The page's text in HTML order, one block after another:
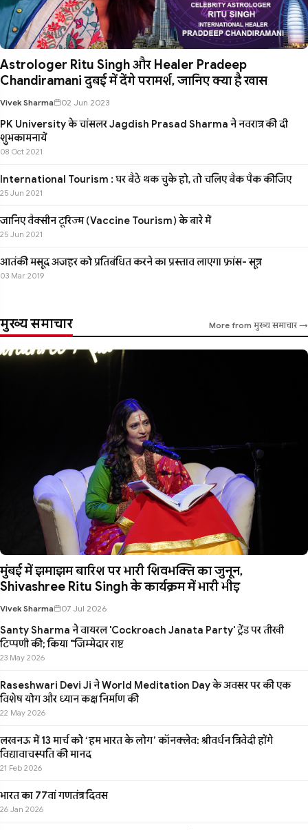
Astrologer Ritu Singh और Healer Pradeep
Chandiramani दुबई में देंगे परामर्श, जानिए क्या है खास
Vivek Sharma 02 Jun 2023
PK University के चांसलर Jagdish Prasad Sharma ने नवरात्र की दी
शुभकामनायें
08 Oct 2021
International Tourism : घर बैठे थक चुके हो, तो चलिए बैक पैक कीजिए
25 Jun 2021
जानिए वैक्सीन टूरिज्म (Vaccine Tourism) के बारे में
25 Jun 2021
आतंकी मसूद अजहर को प्रतिबंधित करने का प्रस्ताव लाएगा फ्रांस- सूत्र
03 Mar 2019
मुख्य समाचार More from मुख्य समाचार →
मुंबई में झमाझम बारिश पर भारी शिवभक्ति का जुनून,
Shivashree Ritu Singh के कार्यक्रम में भारी भीड़
Vivek Sharma 07 Jul 2026
Santy Sharma ने वायरल 'Cockroach Janata Party' ट्रेंड पर तीखी
टिप्पणी की; किया "जिम्मेदार राष्ट
23 May 2026
Raseshwari Devi Ji ने World Meditation Day के अवसर पर की एक
विशेष योग और ध्यान कक्ष निर्माण की
22 May 2026
लखनऊ में 13 मार्च को ‘हम भारत के लोग’ कॉनक्लेव: श्रीवर्धन त्रिवेदी होंगे
विद्यावाचस्पति की मानद
21 Feb 2026
भारत का 77वां गणतंत्र दिवस
26 Jan 2026